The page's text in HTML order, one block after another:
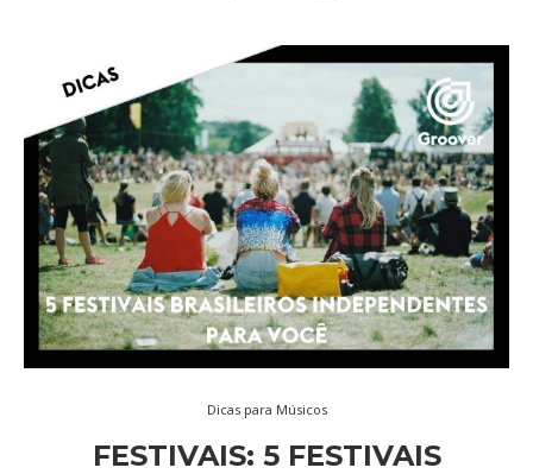
Dicas para Músicos
FESTIVAIS: 5 FESTIVAIS